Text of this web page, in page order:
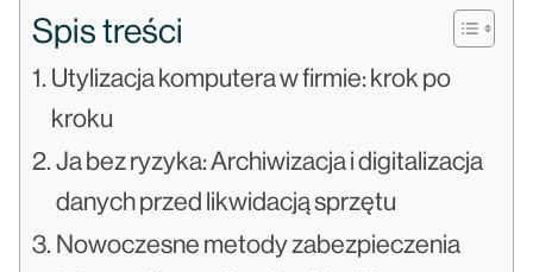
Spis treści
Utylizacja komputera w firmie: krok po
kroku
Ja bez ryzyka: Archiwizacja i digitalizacja
danych przed likwidacją sprzętu
Nowoczesne metody zabezpieczenia